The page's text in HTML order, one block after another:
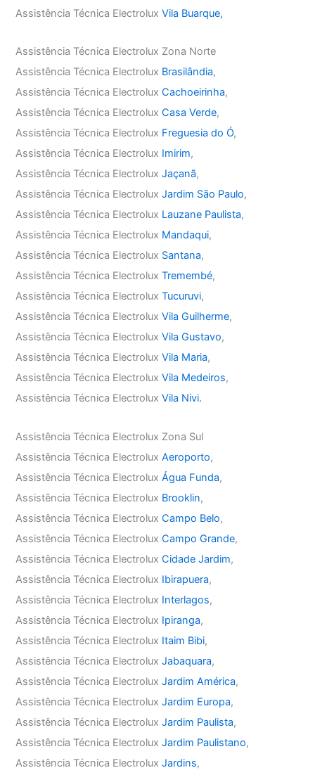
Assistência Técnica ElectroluxVila Buarque,
Assistência Técnica Electrolux Zona Norte
Assistência Técnica Electrolux Brasilândia,
Assistência Técnica ElectroluxCachoeirinha,
Assistência Técnica ElectroluxCasa Verde,
Assistência Técnica Electrolux Freguesia do Ó,
Assistência Técnica Electrolux Imirim,
Assistência Técnica ElectroluxJaçanã,
Assistência Técnica ElectroluxJardim São Paulo,
Assistência Técnica Electrolux Lauzane Paulista,
Assistência Técnica Electrolux Mandaqui,
Assistência Técnica Electrolux Santana,
Assistência Técnica ElectroluxTremembé,
Assistência Técnica ElectroluxTucuruvi,
Assistência Técnica ElectroluxVila Guilherme,
Assistência Técnica ElectroluxVila Gustavo,
Assistência Técnica ElectroluxVila Maria,
Assistência Técnica ElectroluxVila Medeiros,
Assistência Técnica ElectroluxVila Nivi.
Assistência Técnica Electrolux Zona Sul
Assistência Técnica ElectroluxAeroporto,
Assistência Técnica ElectroluxÁgua Funda,
Assistência Técnica Electrolux Brooklin,
Assistência Técnica ElectroluxCampo Belo,
Assistência Técnica ElectroluxCampo Grande,
Assistência Técnica ElectroluxCidade Jardim,
Assistência Técnica Electrolux Ibirapuera,
Assistência Técnica Electrolux Interlagos,
Assistência Técnica Electrolux Ipiranga,
Assistência Técnica Electrolux Itaim Bibi,
Assistência Técnica ElectroluxJabaquara,
Assistência Técnica ElectroluxJardim América,
Assistência Técnica ElectroluxJardim Europa,
Assistência Técnica ElectroluxJardim Paulista,
Assistência Técnica ElectroluxJardim Paulistano,
Assistência Técnica ElectroluxJardins,